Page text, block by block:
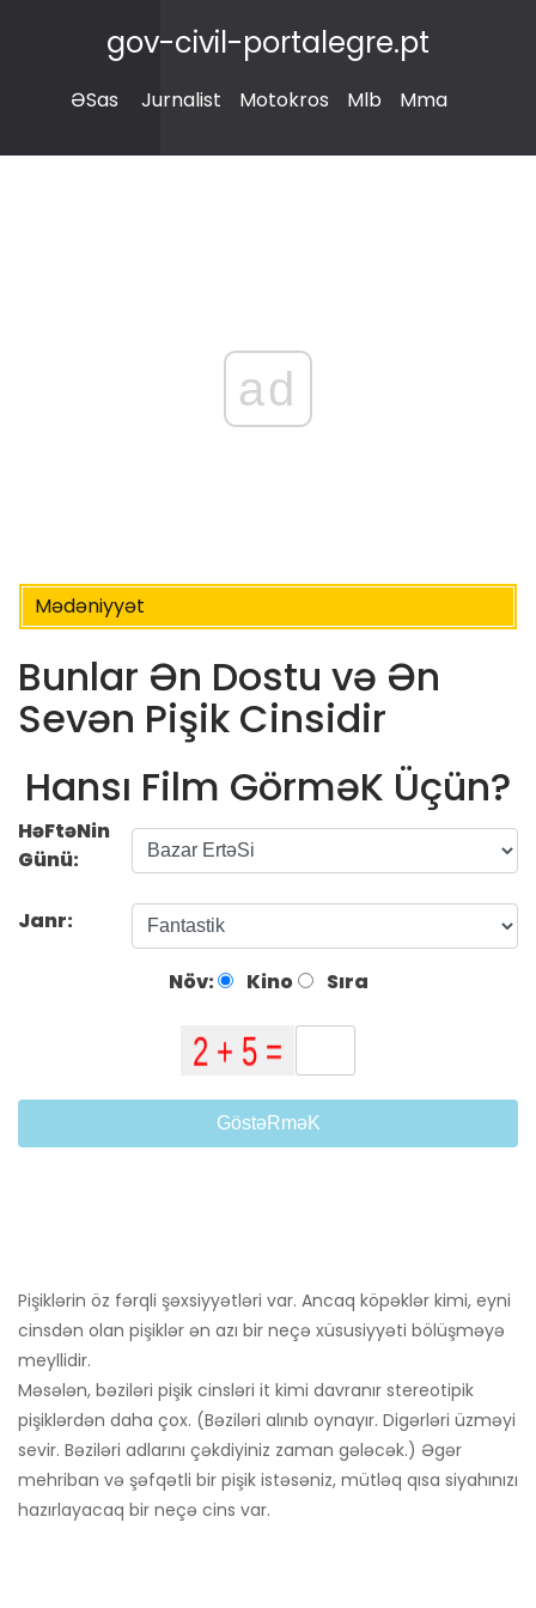
gov-civil-portalegre.pt
ƏSas Jurnalist Motokros Mlb Mma
ad
Mədəniyyət
Bunlar Ən Dostu və Ən
Sevən Pişik Cinsidir
Hansı Film GörməK Üçün?
HəFtəNin
Günü:
Janr:
Növ: Kino Sıra
GöstəRməK
Pişiklərin öz fərqli şəxsiyyətləri var. Ancaq köpəklər kimi, eyni
cinsdən olan pişiklər ən azı bir neçə xüsusiyyəti bölüşməyə
meyllidir.
Məsələn, bəziləri pişik cinsləri it kimi davranır stereotipik
pişiklərdən daha çox. (Bəziləri alınıb oynayır. Digərləri üzməyi
sevir. Bəziləri adlarını çəkdiyiniz zaman gələcək.) Əgər
mehriban və şəfqətli bir pişik istəsəniz, mütləq qısa siyahınızı
hazırlayacaq bir neçə cins var.